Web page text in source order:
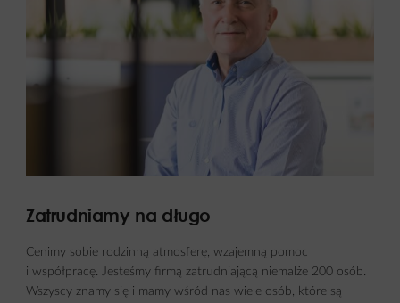
Zatrudniamy na długo
Cenimy sobie rodzinną atmosferę, wzajemną pomoc
i współpracę. Jesteśmy firmą zatrudniającą niemalże 200 osób.
Wszyscy znamy się i mamy wśród nas wiele osób, które są